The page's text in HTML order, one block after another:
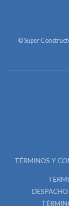
© Super
TÉRMINOS Y